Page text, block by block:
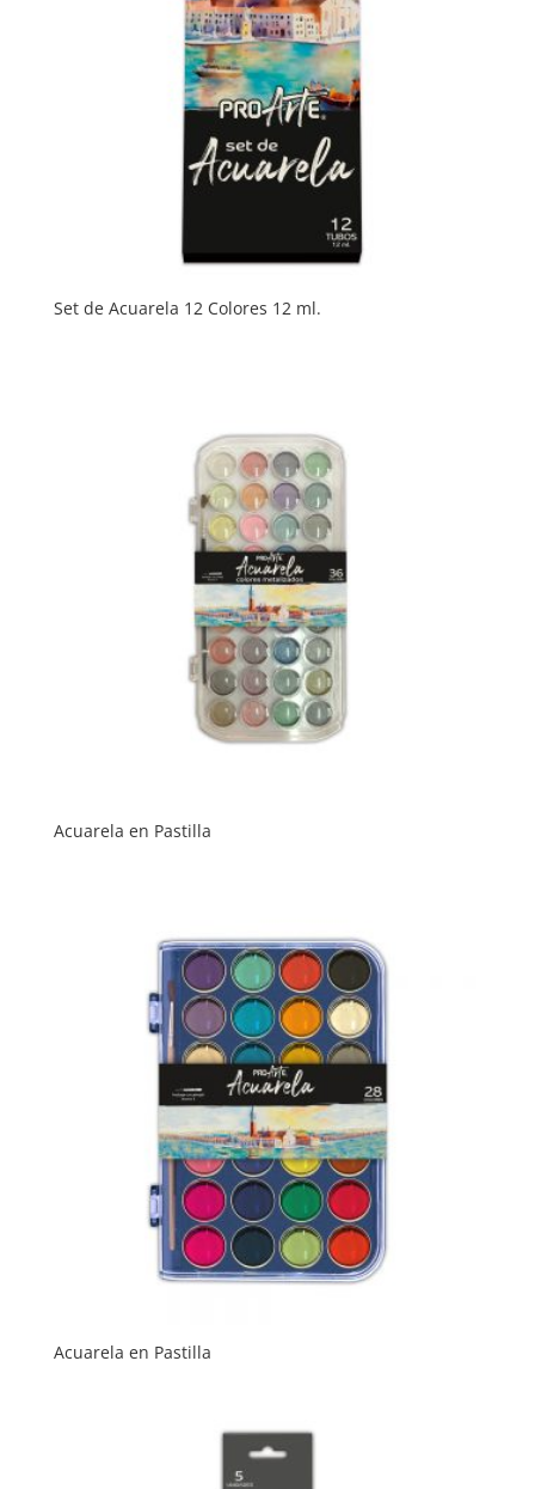
Set de Acuarela 12 Colores 12 ml.
Acuarela en Pastilla
Acuarela en Pastilla